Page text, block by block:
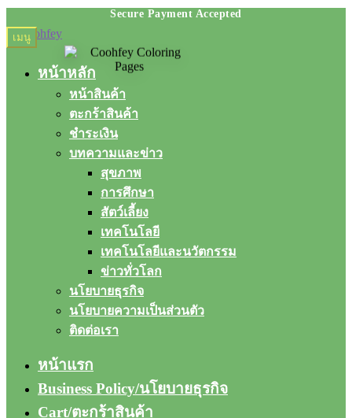
Skip
to
Skip
to
เมนู
หน้าหลัก
หน้าสินค้า
ตะกร้าสินค้า
ชำระเงิน
บทความและข่าว
สุขภาพ
การศึกษา
สัตว์เลี้ยง
เทคโนโลยี
เทคโนโลยีและนวัตกรรม
ข่าวทั่วโลก
นโยบายธุรกิจ
นโยบายความเป็นส่วนตัว
ติดต่อเรา
หน้าแรก
Business Policy/นโยบายธุรกิจ
Cart/ตะกร้าสินค้า